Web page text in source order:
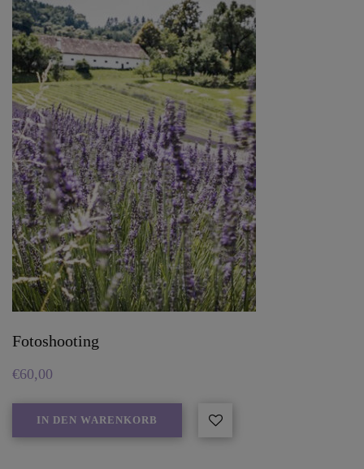
Fotoshooting
€60,00
IN DEN WARENKORB